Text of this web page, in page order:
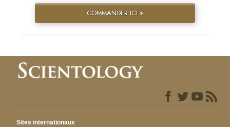
COMMANDER ICI »
Sites internationaux